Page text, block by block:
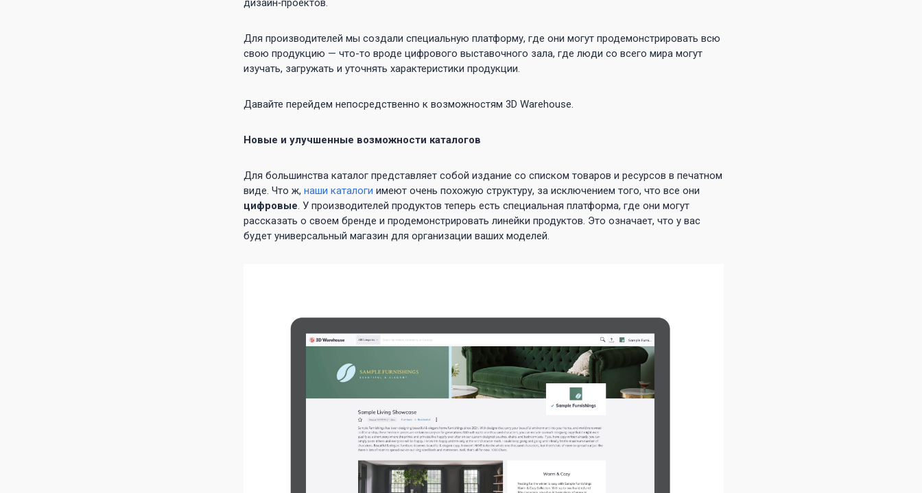
дизайн‑проектов.
Для производителей мы создали специальную платформу, где они могут продемонстрировать всю
свою продукцию — что-то вроде цифрового выставочного зала, где люди со всего мира могут
изучать, загружать и уточнять характеристики продукции.
Давайте перейдем непосредственно к возможностям 3D Warehouse.
Новые и улучшенные возможности каталогов
Для большинства каталог представляет собой издание со списком товаров и ресурсов в печатном
виде. Что ж, наши каталоги имеют очень похожую структуру, за исключением того, что все они
цифровые. У производителей продуктов теперь есть специальная платформа, где они могут
рассказать о своем бренде и продемонстрировать линейки продуктов. Это означает, что у вас
будет универсальный магазин для организации ваших моделей.